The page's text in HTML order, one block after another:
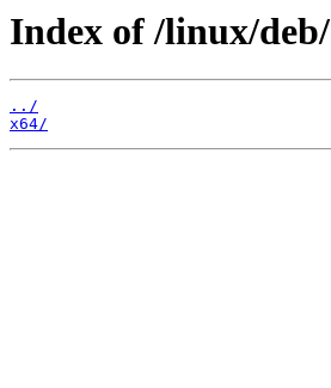
Index of /linux/deb/
../
x64/